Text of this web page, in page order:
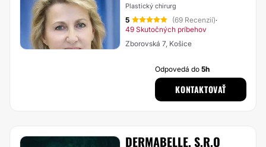
Plastický chirurg
5 (69 Recenzií)·
49 Skutočných príbehov
Zborovská 7, Košice
Odpovedá do5h
KONTAKTOVAŤ
DERMABELLE, S.R.O